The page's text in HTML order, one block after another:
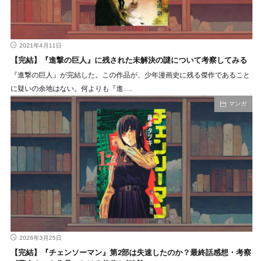
2021年4月11日
【完結】『進撃の巨人』に残された未解決の謎について考察してみる
『進撃の巨人』が完結した。この作品が、少年漫画史に残る傑作であること
に疑いの余地はない。何よりも『進……
マンガ
2026年3月25日
【完結】『チェンソーマン』第2部は失速したのか？最終話感想・考察